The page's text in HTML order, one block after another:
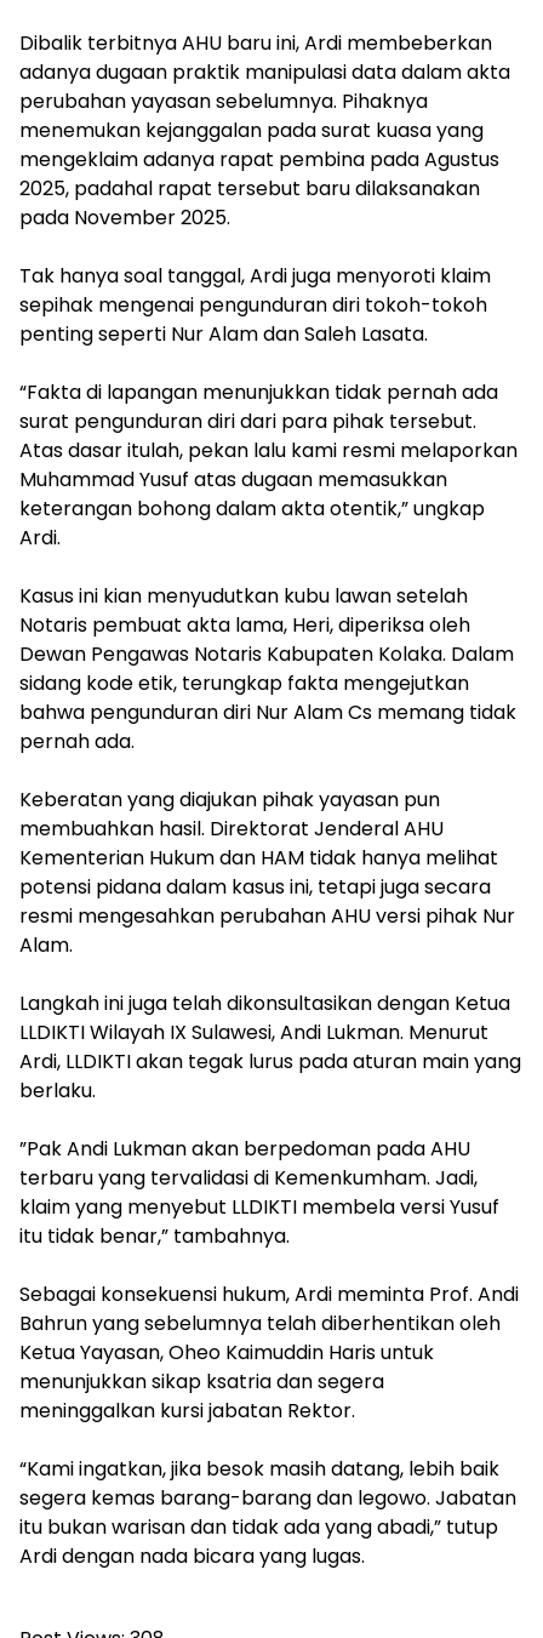
‎Dibalik terbitnya AHU baru ini, Ardi membeberkan
adanya dugaan praktik manipulasi data dalam akta
perubahan yayasan sebelumnya. Pihaknya
menemukan kejanggalan pada surat kuasa yang
mengeklaim adanya rapat pembina pada Agustus
2025, padahal rapat tersebut baru dilaksanakan
pada November 2025.
‎Tak hanya soal tanggal, Ardi juga menyoroti klaim
sepihak mengenai pengunduran diri tokoh-tokoh
penting seperti Nur Alam dan Saleh Lasata.
‎“Fakta di lapangan menunjukkan tidak pernah ada
surat pengunduran diri dari para pihak tersebut.
Atas dasar itulah, pekan lalu kami resmi melaporkan
Muhammad Yusuf atas dugaan memasukkan
keterangan bohong dalam akta otentik,” ungkap
Ardi.
‎Kasus ini kian menyudutkan kubu lawan setelah
Notaris pembuat akta lama, Heri, diperiksa oleh
Dewan Pengawas Notaris Kabupaten Kolaka. Dalam
sidang kode etik, terungkap fakta mengejutkan
bahwa pengunduran diri Nur Alam Cs memang tidak
pernah ada.
‎Keberatan yang diajukan pihak yayasan pun
membuahkan hasil. Direktorat Jenderal AHU
Kementerian Hukum dan HAM tidak hanya melihat
potensi pidana dalam kasus ini, tetapi juga secara
resmi mengesahkan perubahan AHU versi pihak Nur
Alam.
‎Langkah ini juga telah dikonsultasikan dengan Ketua
LLDIKTI Wilayah IX Sulawesi, Andi Lukman. Menurut
Ardi, LLDIKTI akan tegak lurus pada aturan main yang
berlaku.
‎”Pak Andi Lukman akan berpedoman pada AHU
terbaru yang tervalidasi di Kemenkumham. Jadi,
klaim yang menyebut LLDIKTI membela versi Yusuf
itu tidak benar,” tambahnya.
‎Sebagai konsekuensi hukum, Ardi meminta Prof. Andi
Bahrun yang sebelumnya telah diberhentikan oleh
Ketua Yayasan, Oheo Kaimuddin Haris untuk
menunjukkan sikap ksatria dan segera
meninggalkan kursi jabatan Rektor.
‎“Kami ingatkan, jika besok masih datang, lebih baik
segera kemas barang-barang dan legowo. Jabatan
itu bukan warisan dan tidak ada yang abadi,” tutup
Ardi dengan nada bicara yang lugas.